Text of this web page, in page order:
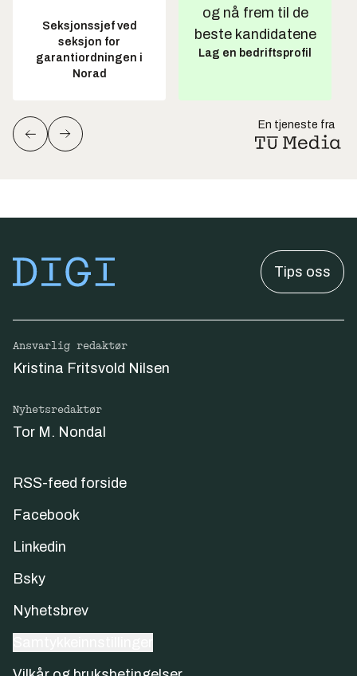
Seksjonssjef ved
seksjon for
garantiordningen i
Norad
og nå frem til de
beste kandidatene
Lag en bedriftsprofil
En tjeneste fra
Tips oss
Ansvarlig redaktør
Kristina Fritsvold Nilsen
Nyhetsredaktør
Tor M. Nondal
RSS-feed forside
Facebook
Linkedin
Bsky
Nyhetsbrev